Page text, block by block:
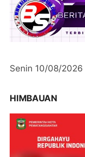
Senin 10/08/2026
HIMBAUAN